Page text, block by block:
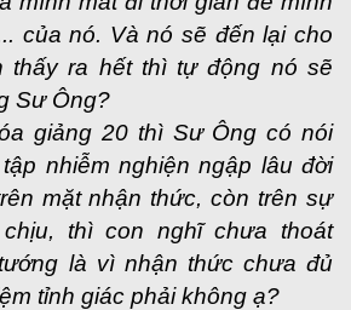
của nó. Và nó sẽ đến lại cho
thấy ra hết thì tự động nó sẽ
Sư Ông?
giảng 20 thì Sư Ông có nói
nhiễm nghiện ngập lâu đời
mặt nhận thức, còn trên sự
thì con nghĩ chưa thoát
là vì nhận thức chưa đủ
tỉnh giác phải không ạ?